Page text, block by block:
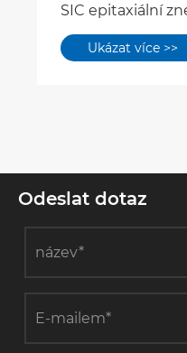
SIC epitaxiální
75%?
Ukázat více >>
Odeslat dotaz